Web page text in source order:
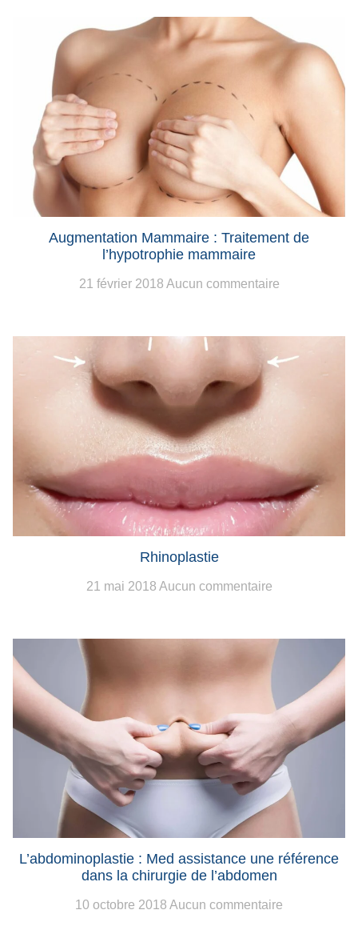
Augmentation Mammaire : Traitement de
l’hypotrophie mammaire
21 février 2018 Aucun commentaire
Rhinoplastie
21 mai 2018 Aucun commentaire
L’abdominoplastie : Med assistance une référence
dans la chirurgie de l’abdomen
10 octobre 2018 Aucun commentaire